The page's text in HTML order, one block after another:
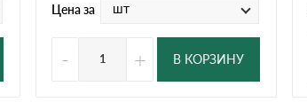
Цена за шт
- + В КОРЗИНУ